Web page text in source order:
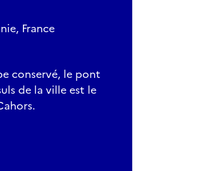
France
conservé, le pont
de la ville est le